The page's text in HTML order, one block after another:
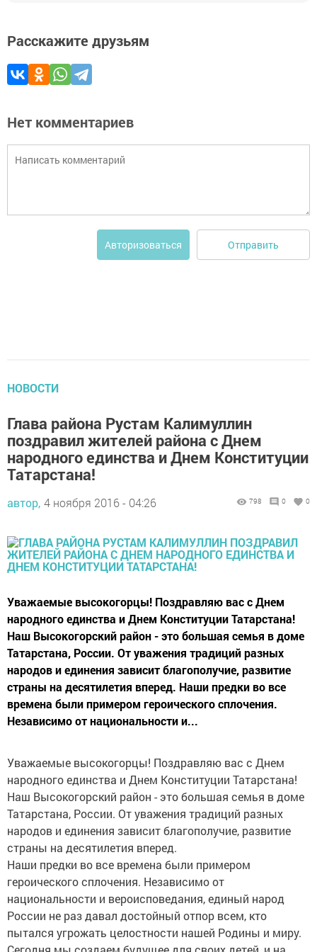
Расскажите друзьям
Нет комментариев
Авторизоваться Отправить
НОВОСТИ
Глава района Рустам Калимуллин
поздравил жителей района с Днем
народного единства и Днем Конституции
Татарстана!
автор, 4 ноября 2016 - 04:26 798 0 0
Уважаемые высокогорцы! Поздравляю вас с Днем
народного единства и Днем Конституции Татарстана!
Наш Высокогорский район - это большая семья в доме
Татарстана, России. От уважения традиций разных
народов и единения зависит благополучие, развитие
страны на десятилетия вперед. Наши предки во все
времена были примером героического сплочения.
Независимо от национальности и...
Уважаемые высокогорцы! Поздравляю вас с Днем
народного единства и Днем Конституции Татарстана!
Наш Высокогорский район - это большая семья в доме
Татарстана, России. От уважения традиций разных
народов и единения зависит благополучие, развитие
страны на десятилетия вперед.
Наши предки во все времена были примером
героического сплочения. Независимо от
национальности и вероисповедания, единый народ
России не раз давал достойный отпор всем, кто
пытался угрожать целостности нашей Родины и миру.